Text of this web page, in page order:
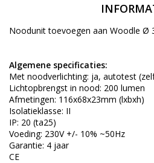
Noodunit toevoegen aan Woodle Ø
Algemene specificaties:
Met noodverlichting: ja, autotest
Lichtopbrengst in nood: 200 lumen
Afmetingen: 116x68x23mm (lxbxh)
Isolatieklasse: II
IP: 20 (ta25)
Voeding: 230V +/- 10% ~50Hz
Garantie: 4 jaar
CE